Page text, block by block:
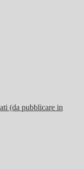
(da pubblicare in